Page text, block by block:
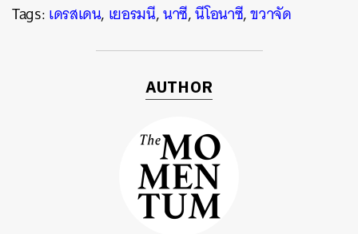
Tags:เดรสเดน, เยอรมนี,นาซี,นีโอนาซี,ขวาจัด
AUTHOR